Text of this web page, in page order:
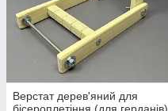
Верстат дерев'яний для